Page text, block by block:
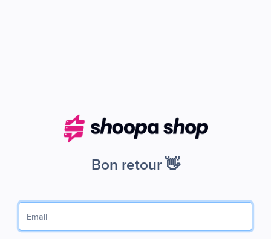
Bon retour 👋